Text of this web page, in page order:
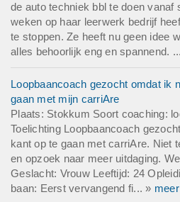
de auto techniek bbl te doen vanaf
weken op haar leerwerk bedrijf
te stoppen. Ze heeft nu geen idee
alles behoorlijk eng en spannend.
Loopbaancoach gezocht omdat ik
gaan met mijn carriAre
Plaats: Stokkum Soort coaching:
Toelichting Loopbaancoach
kant op te gaan met carriAre. Niet
en opzoek naar meer uitdaging.
Geslacht: Vrouw Leeftijd: 24
baan: Eerst vervangend fi... » meer